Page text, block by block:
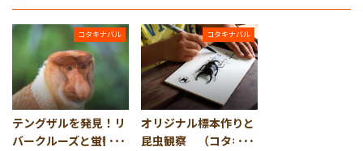
コタキナバル
テングザルを発見！リ
バークルーズと蛍観賞
コタキナバル
オリジナル標本作りと
昆虫観察 （コタキナ